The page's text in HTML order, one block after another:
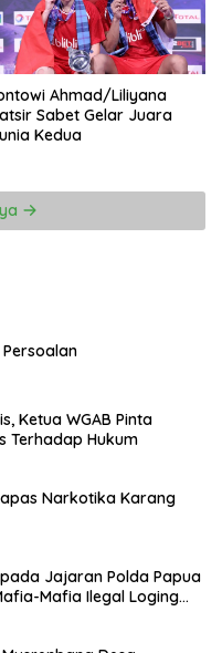
Ahmad/Liliyana
Sabet Gelar Juara
Kedua
Ketua WGAB Pinta
Terhadap Hukum
Narkotika Karang
Jajaran Polda Papua
Mafia Ilegal Loging